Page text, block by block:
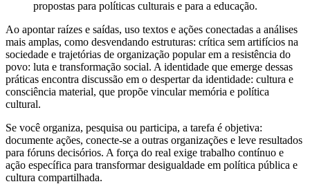
propostas para políticas culturais e para a educação.
Ao apontar raízes e saídas, uso textos e ações conectadas a análises
mais amplas, como desvendando estruturas: crítica sem artifícios na
sociedade e trajetórias de organização popular em a resistência do
povo: luta e transformação social. A identidade que emerge dessas
práticas encontra discussão em o despertar da identidade: cultura e
consciência material, que propõe vincular memória e política
cultural.
Se você organiza, pesquisa ou participa, a tarefa é objetiva:
documente ações, conecte-se a outras organizações e leve resultados
para fóruns decisórios. A força do real exige trabalho contínuo e
ação específica para transformar desigualdade em política pública e
cultura compartilhada.